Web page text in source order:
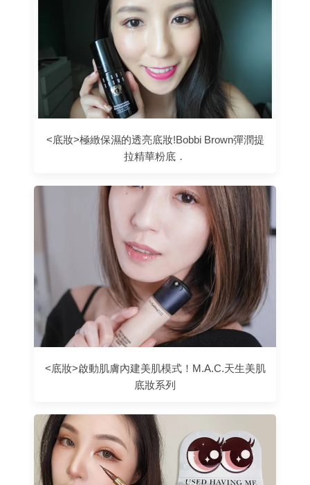
<底妝>極緻保濕的透亮底妝!Bobbi Brown彈潤提
拉精華粉底．
<底妝>啟動肌膚內建美肌模式！M.A.C.天生美肌
底妝系列